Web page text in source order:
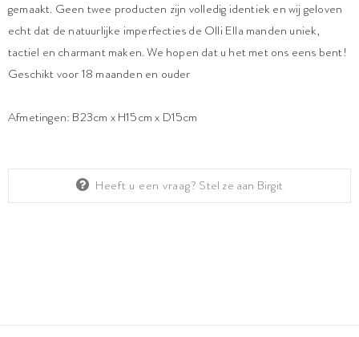
gemaakt. Geen twee producten zijn volledig identiek en wij geloven
echt dat de natuurlijke imperfecties de Olli Ella manden uniek,
tactiel en charmant maken. We hopen dat u het met ons eens bent!
Geschikt voor 18 maanden en ouder
Afmetingen: B23cm x H15cm x D15cm
Heeft u een vraag? Stel ze aan Birgit